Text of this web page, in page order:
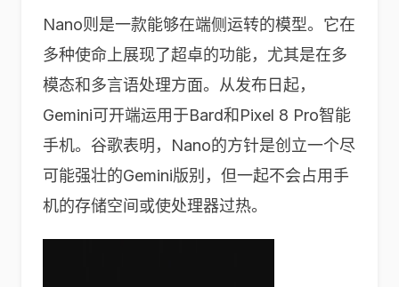
Nano则是一款能够在端侧运转的模型。它在
多种使命上展现了超卓的功能，尤其是在多
模态和多言语处理方面。从发布日起，
Gemini可开端运用于Bard和Pixel 8 Pro智能
手机。谷歌表明，Nano的方针是创立一个尽
可能强壮的Gemini版别，但一起不会占用手
机的存储空间或使处理器过热。